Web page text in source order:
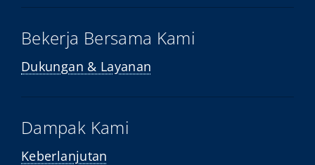
Bekerja Bersama Kami
Dukungan & Layanan
Dampak Kami
Keberlanjutan